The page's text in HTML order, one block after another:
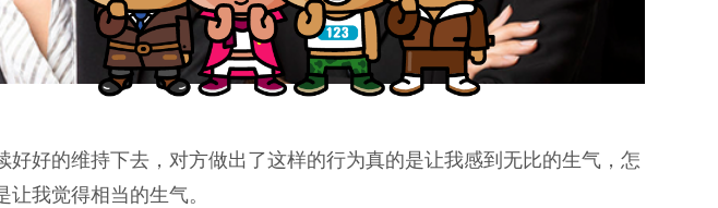
好的维持下去，对方做出了这样的行为真的是让我感到无比的生气，怎
我觉得相当的生气。